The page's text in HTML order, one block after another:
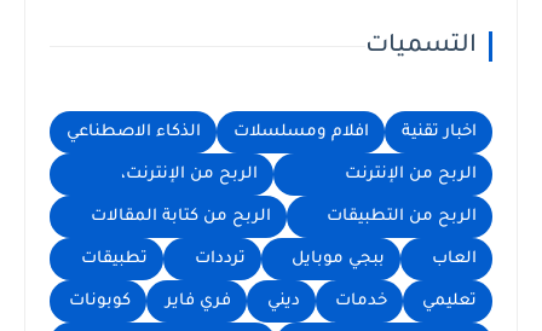
التسميات
اخبار تقنية افلام ومسلسلات الذكاء الاصطناعي
الربح من الإنترنت الربح من الإنترنت،
الربح من التطبيقات الربح من كتابة المقالات
العاب ببجي موبايل ترددات تطبيقات
تعليمي خدمات ديني فري فاير كوبونات